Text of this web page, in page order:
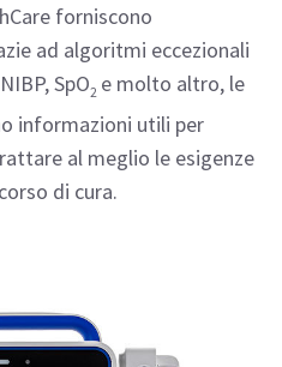
forniscono
ad algoritmi eccezionali
SpO2 e molto altro, le
informazioni utili per
al meglio le esigenze
di cura.